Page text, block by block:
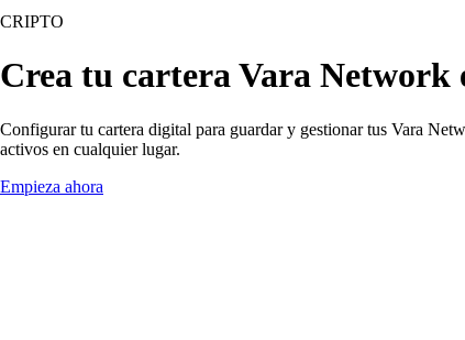
CRIPTO
Crea tu cartera Vara Network
Configurar tu cartera digital para guardar y gestionar tus Vara
activos en cualquier lugar.
Empieza ahora